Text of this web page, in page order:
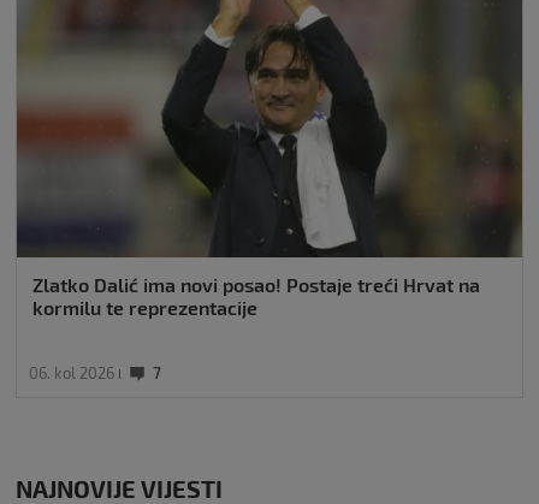
Zlatko Dalić ima novi posao! Postaje treći Hrvat na
kormilu te reprezentacije
06. kol 2026 7
NAJNOVIJE VIJESTI